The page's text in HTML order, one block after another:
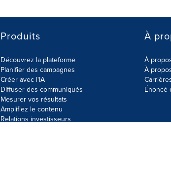
Produits
Découvrez la plateforme
Planifier des campagnes
Créer avec l'IA
Diffuser des communiqués
Mesurer vos résultats
Amplifiez le contenu
Relations investisseurs
À
À
À
Énoncé